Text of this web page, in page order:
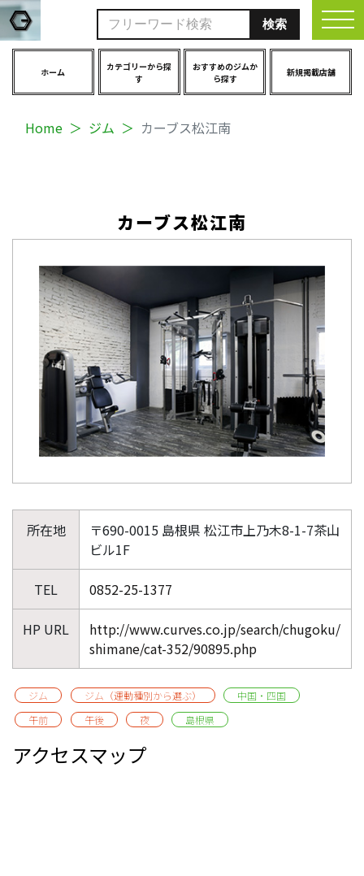
ホーム
カテゴリーから探
す
おすすめのジムか
ら探す
新規掲載店舗
Home ジム カーブス松江南
カーブス松江南
所在地
〒690-0015 島根県 松江市上乃木8-1-7茶山
ビル1F
TEL 0852-25-1377
HP URL
http://www.curves.co.jp/search/chugoku/
shimane/cat-352/90895.php
ジム ジム（運動種別から選ぶ）
中国・四国
午前
午後 夜 島根県
アクセスマップ